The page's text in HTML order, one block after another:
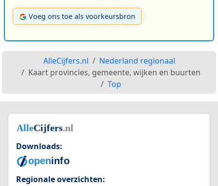
Voeg ons toe als voorkeursbron
AlleCijfers.nl
Nederland regionaal
Kaart provincies, gemeente, wijken en buurten
Top
Downloads:
Regionale overzichten: